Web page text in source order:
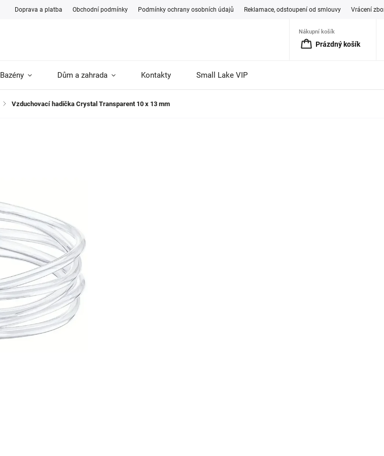
Doprava a platba Obchodní podmínky Podmínky ochrany osobních údajů Reklamace, odstoupení od smlouvy Vrácení
Nákupní košík
Prázdný košík
Bazény Dům a zahrada Kontakty Small Lake VIP
/ Vzduchovací hadička Crystal Transparent 10 x 13 mm